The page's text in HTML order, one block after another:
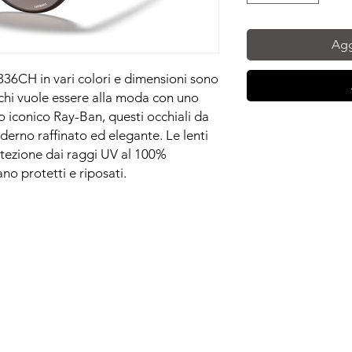
in vari colori e dimensioni sono
vuole essere alla moda con uno
Ray-Ban, questi occhiali da
raffinato ed elegante. Le lenti
dai raggi UV al 100%
protetti e riposati.